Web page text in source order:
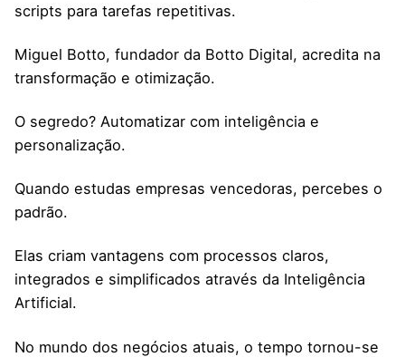
scripts para tarefas repetitivas.
Miguel Botto, fundador da Botto Digital, acredita na
transformação e otimização.
O segredo? Automatizar com inteligência e
personalização.
Quando estudas empresas vencedoras, percebes o
padrão.
Elas criam vantagens com processos claros,
integrados e simplificados através da Inteligência
Artificial.
No mundo dos negócios atuais, o tempo tornou-se